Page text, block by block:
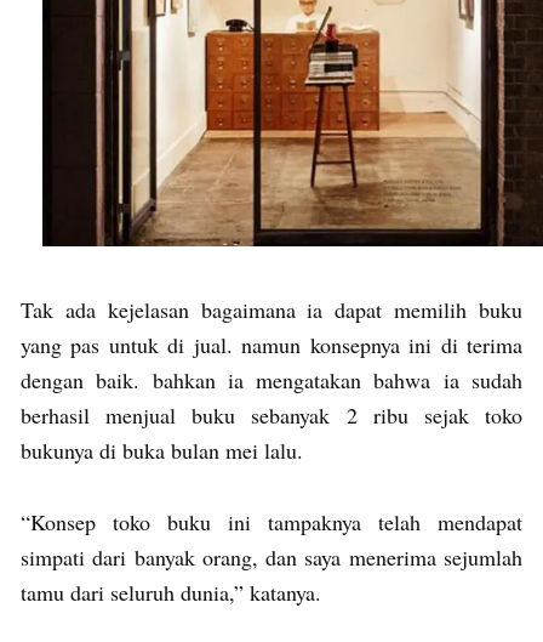
Tak ada kejelasan bagaimana ia dapat memilih buku
yang pas untuk di jual. namun konsepnya ini di terima
dengan baik. bahkan ia mengatakan bahwa ia sudah
berhasil menjual buku sebanyak 2 ribu sejak toko
bukunya di buka bulan mei lalu.
“Konsep toko buku ini tampaknya telah mendapat
simpati dari banyak orang, dan saya menerima sejumlah
tamu dari seluruh dunia,” katanya.